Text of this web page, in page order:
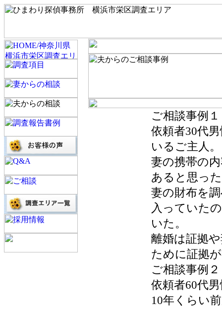
ご相談事例１
依頼者30代
いるご主人。
妻の携帯の
あると思っ
妻の財布を
入っていた
いた。
離婚は証拠
ために証拠
ご相談事例２
依頼者60代
10年くらい